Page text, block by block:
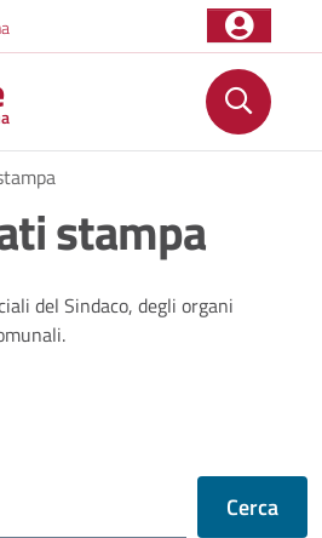
stampa
del Sindaco, degli organi
Cerca